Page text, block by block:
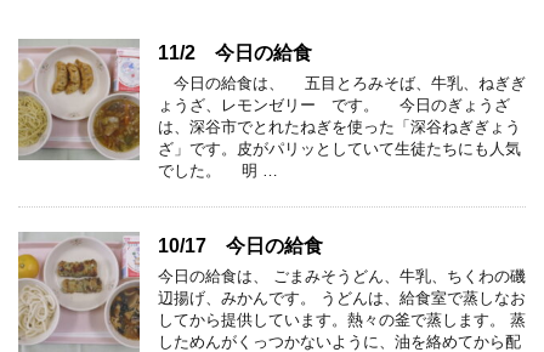
11/2 今日の給食
今日の給食は、 五目とろみそば、牛乳、ねぎぎ
ょうざ、レモンゼリー です。 今日のぎょうざ
は、深谷市でとれたねぎを使った「深谷ねぎぎょう
ざ」です。皮がパリッとしていて生徒たちにも人気
でした。 明 …
10/17 今日の給食
今日の給食は、 ごまみそうどん、牛乳、ちくわの磯
辺揚げ、みかんです。 うどんは、給食室で蒸しなお
してから提供しています。熱々の釜で蒸します。 蒸
しためんがくっつかないように、油を絡めてから配